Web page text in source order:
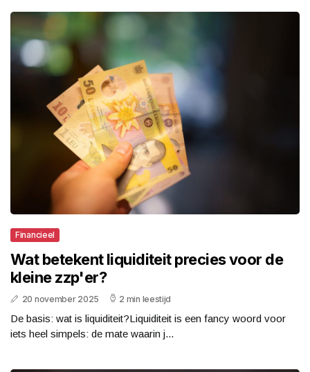
Financieel
Wat betekent liquiditeit precies voor de
kleine zzp'er?
20 november 2025 2 min leestijd
De basis: wat is liquiditeit?Liquiditeit is een fancy woord voor
iets heel simpels: de mate waarin j...